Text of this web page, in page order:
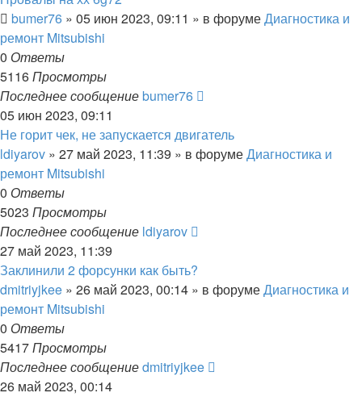
bumer76 » 05 июн 2023, 09:11 » в форумеДиагностика и
ремонт Mitsubishi
0 Ответы
5116Просмотры
Последнее сообщениеbumer76
05 июн 2023, 09:11
Не горит чек, не запускается двигатель
ldiyarov » 27 май 2023, 11:39 » в форумеДиагностика и
ремонт Mitsubishi
0 Ответы
5023 Просмотры
Последнее сообщение ldiyarov
27 май 2023, 11:39
Заклинили 2 форсунки как быть?
dmitriyjkee » 26 май 2023, 00:14 » в форумеДиагностика и
ремонт Mitsubishi
0 Ответы
5417Просмотры
Последнее сообщениеdmitriyjkee
26 май 2023, 00:14